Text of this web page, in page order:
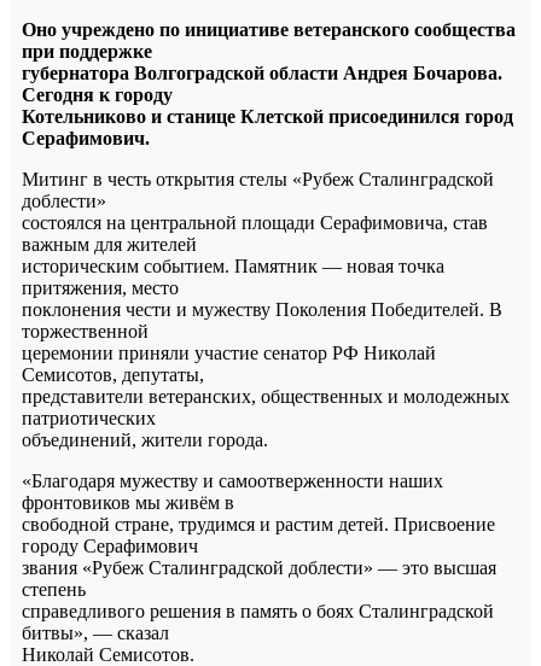
Оно учреждено по инициативе ветеранского сообщества
при поддержке
губернатора Волгоградской области Андрея Бочарова.
Сегодня к городу
Котельниково и станице Клетской присоединился город
Серафимович.
Митинг в честь открытия стелы «Рубеж Сталинградской
доблести»
состоялся на центральной площади Серафимовича, став
важным для жителей
историческим событием. Памятник — новая точка
притяжения, место
поклонения чести и мужеству Поколения Победителей. В
торжественной
церемонии приняли участие сенатор РФ Николай
Семисотов, депутаты,
представители ветеранских, общественных и молодежных
патриотических
объединений, жители города.
«Благодаря мужеству и самоотверженности наших
фронтовиков мы живём в
свободной стране, трудимся и растим детей. Присвоение
городу Серафимович
звания «Рубеж Сталинградской доблести» — это высшая
степень
справедливого решения в память о боях Сталинградской
битвы», — сказал
Николай Семисотов.